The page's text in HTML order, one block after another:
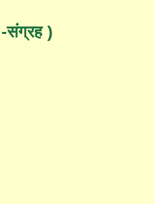
-संग्रह )